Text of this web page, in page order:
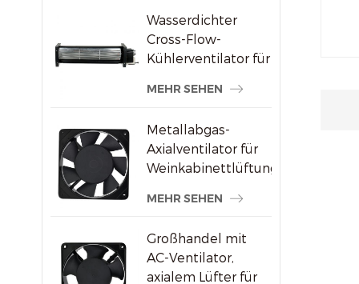
Wasserdichter
Cross-Flow-
Kühlerventilator für
MEHR SEHEN
Metallabgas-
Axialventilator für
Weinkabinettlüftung
MEHR SEHEN
Großhandel mit
AC-Ventilator,
axialem Lüfter für